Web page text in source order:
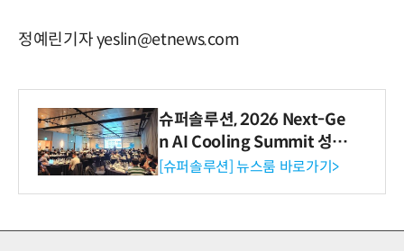
정예린기자 yeslin@etnews.com
슈퍼솔루션, 2026 Next-Ge
n AI Cooling Summit 성황
리 성료
[슈퍼솔루션] 뉴스룸 바로가기>